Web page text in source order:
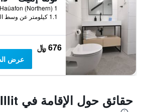
1.1 كيلومتر عن وسط المدينة
676 ﷼
عرض
حقائق حول الإقامة في Yoqne‘am ‘Illit